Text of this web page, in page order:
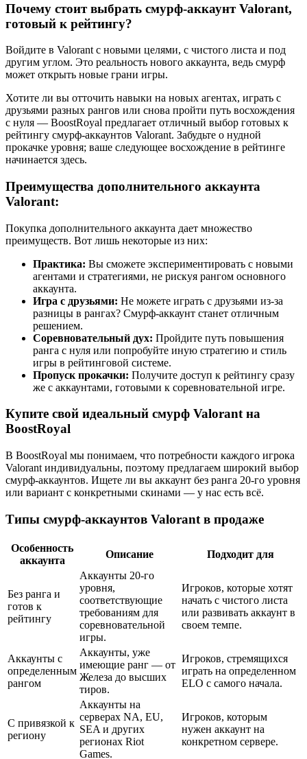
Почему стоит выбрать смурф-аккаунт Valorant,
готовый к рейтингу?
Войдите в Valorant с новыми целями, с чистого листа и под
другим углом. Это реальность нового аккаунта, ведь смурф
может открыть новые грани игры.
Хотите ли вы отточить навыки на новых агентах, играть с
друзьями разных рангов или снова пройти путь восхождения
с нуля — BoostRoyal предлагает отличный выбор готовых к
рейтингу смурф-аккаунтов Valorant. Забудьте о нудной
прокачке уровня; ваше следующее восхождение в рейтинге
начинается здесь.
Преимущества дополнительного аккаунта
Valorant:
Покупка дополнительного аккаунта дает множество
преимуществ. Вот лишь некоторые из них:
Практика: Вы сможете экспериментировать с новыми
агентами и стратегиями, не рискуя рангом основного
аккаунта.
Игра с друзьями: Не можете играть с друзьями из-за
разницы в рангах? Смурф-аккаунт станет отличным
решением.
Соревновательный дух: Пройдите путь повышения
ранга с нуля или попробуйте иную стратегию и стиль
игры в рейтинговой системе.
Пропуск прокачки: Получите доступ к рейтингу сразу
же с аккаунтами, готовыми к соревновательной игре.
Купите свой идеальный смурф Valorant на
BoostRoyal
В BoostRoyal мы понимаем, что потребности каждого игрока
Valorant индивидуальны, поэтому предлагаем широкий выбор
смурф-аккаунтов. Ищете ли вы аккаунт без ранга 20-го уровня
или вариант с конкретными скинами — у нас есть всё.
Типы смурф-аккаунтов Valorant в продаже
Особенность
аккаунта
Описание Подходит для
Без ранга и
готов к
рейтингу
Аккаунты 20-го
уровня,
соответствующие
требованиям для
соревновательной
игры.
Игроков, которые хотят
начать с чистого листа
или развивать аккаунт в
своем темпе.
Аккаунты с
определенным
рангом
Аккаунты, уже
имеющие ранг — от
Железа до высших
тиров.
Игроков, стремящихся
играть на определенном
ELO с самого начала.
С привязкой к
региону
Аккаунты на
серверах NA, EU,
SEA и других
регионах Riot
Games.
Игроков, которым
нужен аккаунт на
конкретном сервере.